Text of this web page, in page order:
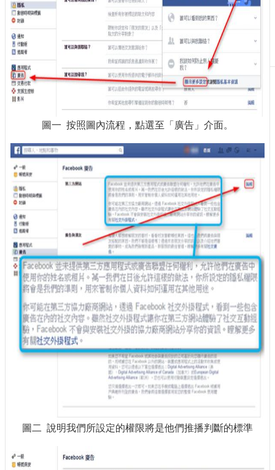
刊
物
校
務
服
務
專
導
技
術
論
壇
產
業
專
欄
圖一 按照圖內流程，點選至「廣告」介面。
圖二 說明我們所設定的權限將是他們推播判斷的標準